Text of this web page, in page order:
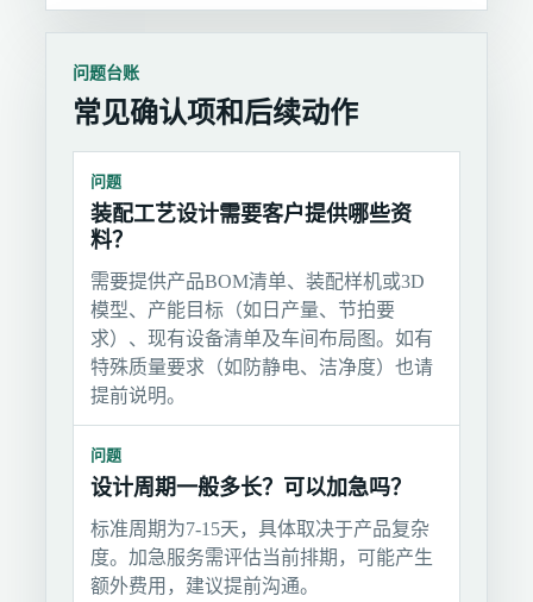
问题台账
常见确认项和后续动作
问题
装配工艺设计需要客户提供哪些资
料？
需要提供产品BOM清单、装配样机或3D
模型、产能目标（如日产量、节拍要
求）、现有设备清单及车间布局图。如有
特殊质量要求（如防静电、洁净度）也请
提前说明。
问题
设计周期一般多长？可以加急吗？
标准周期为7-15天，具体取决于产品复杂
度。加急服务需评估当前排期，可能产生
额外费用，建议提前沟通。